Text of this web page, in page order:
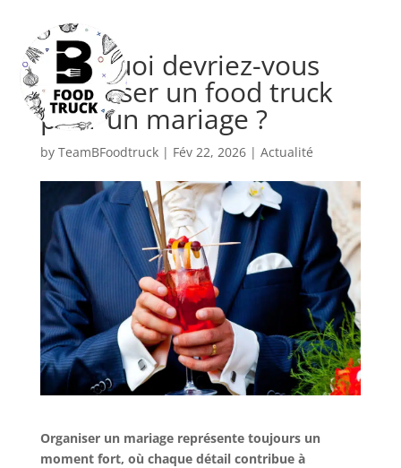
Pourquoi devriez-vous
privatiser un food truck
pour un mariage ?
by TeamBFoodtruck| Fév 22, 2026| Actualité
Organiser un mariage représente toujours un
moment fort, où chaque détail contribue à